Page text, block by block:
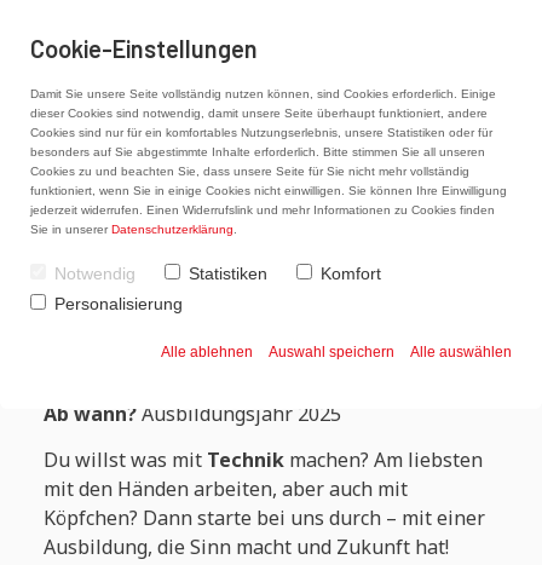
Ausbildung zum
Anlagemechaniker/in (m/w/d)-
Sanitär-, Heizungs- und
Klimatechnik
Schwekendiek GmbH (Am Bahnhof 5,
Ab wann?Ausbildungsjahr 2025
Du willst was mit Technikmachen? Am liebsten
mit den Händen arbeiten, aber auch mit
Köpfchen? Dann starte bei uns durch – mit einer
Ausbildung, die Sinn macht und Zukunft hat!
Cookie-Einstellungen
Damit Sie unsere Seite vollständig nutzen können, sind Cookies erforderlich. Einige
dieser Cookies sind notwendig, damit unsere Seite überhaupt funktioniert, andere
Cookies sind nur für ein komfortables Nutzungserlebnis, unsere Statistiken oder für
besonders auf Sie abgestimmte Inhalte erforderlich. Bitte stimmen Sie all unseren
Cookies zu und beachten Sie, dass unsere Seite für Sie nicht mehr vollständig
funktioniert, wenn Sie in einige Cookies nicht einwilligen. Sie können Ihre Einwilligung
jederzeit widerrufen. Einen Widerrufslink und mehr Informationen zu Cookies finden
Sie in unserer Datenschutzerklärung
Notwendig Statistiken
Komfort
Personalisierung
Alle ablehnen Auswahl speichern Alle auswählen